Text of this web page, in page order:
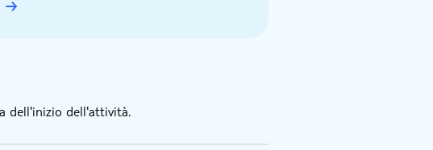
dell'inizio dell'attività.